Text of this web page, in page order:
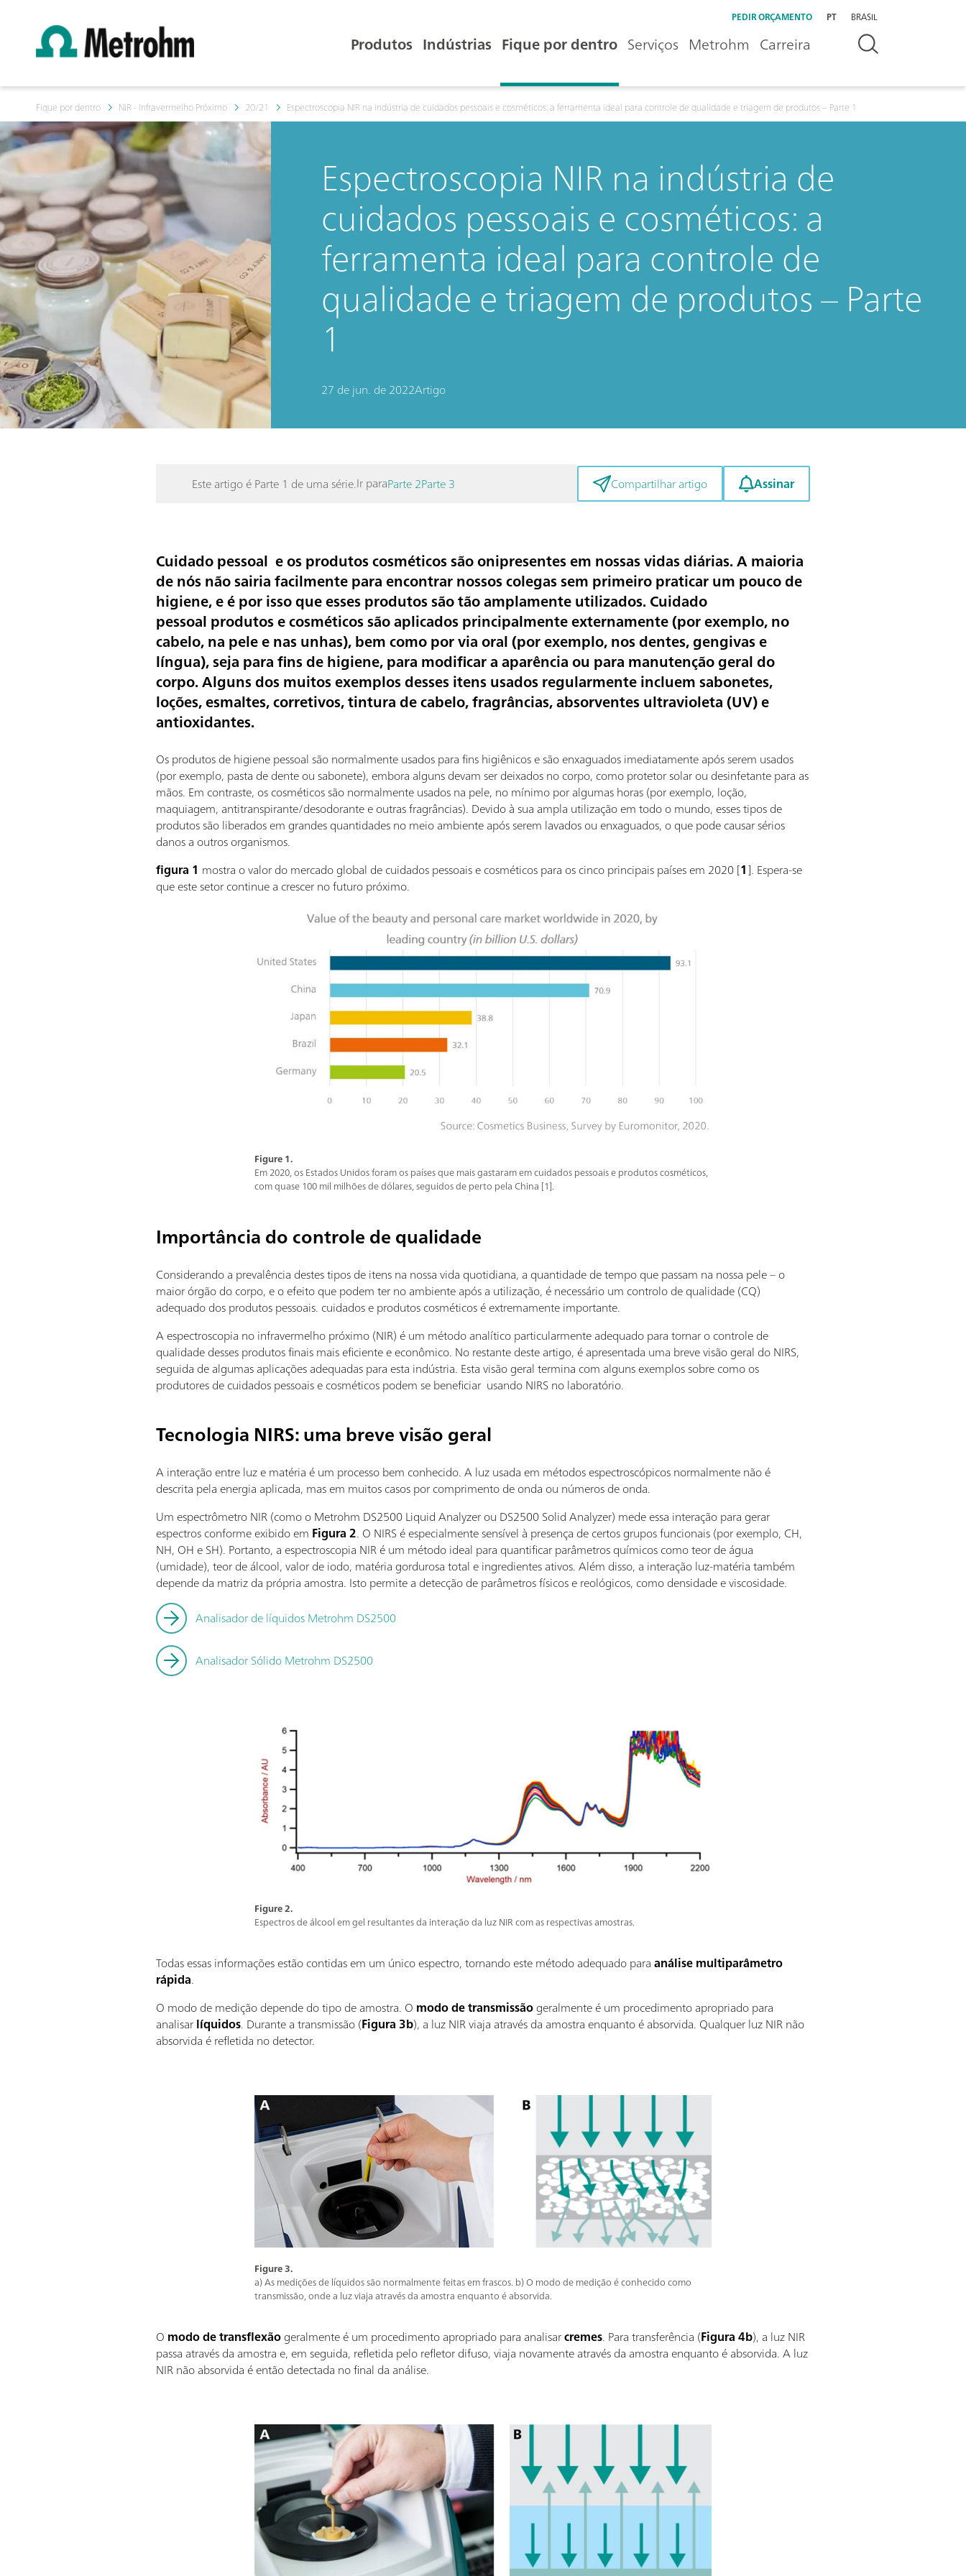
PEDIR ORÇAMENTO PT BRASIL
Produtos Indústrias Fique por dentro Serviços Metrohm Carreira
Fique por dentro NIR - Infravermelho Próximo 20/21 Espectroscopia NIR na indústria de cuidados pessoais e cosméticos: a ferramenta ideal para controle de qualidade e triagem de produtos – Parte 1
Espectroscopia NIR na indústria de
cuidados pessoais e cosméticos: a
ferramenta ideal para controle de
qualidade e triagem de produtos – Parte
1
27 de jun. de 2022Artigo
Este artigo é Parte 1 de uma série.Ir paraParte 2Parte 3 Compartilhar artigo Assinar
Cuidado pessoal e os produtos cosméticos são onipresentes em nossas vidas diárias. A maioria
de nós não sairia facilmente para encontrar nossos colegas sem primeiro praticar um pouco de
higiene, e é por isso que esses produtos são tão amplamente utilizados. Cuidado
pessoal produtos e cosméticos são aplicados principalmente externamente (por exemplo, no
cabelo, na pele e nas unhas), bem como por via oral (por exemplo, nos dentes, gengivas e
língua), seja para fins de higiene, para modificar a aparência ou para manutenção geral do
corpo. Alguns dos muitos exemplos desses itens usados regularmente incluem sabonetes,
loções, esmaltes, corretivos, tintura de cabelo, fragrâncias, absorventes ultravioleta (UV) e
antioxidantes.
Os produtos de higiene pessoal são normalmente usados para fins higiênicos e são enxaguados imediatamente após serem usados
(por exemplo, pasta de dente ou sabonete), embora alguns devam ser deixados no corpo, como protetor solar ou desinfetante para as
mãos. Em contraste, os cosméticos são normalmente usados na pele, no mínimo por algumas horas (por exemplo, loção,
maquiagem, antitranspirante/desodorante e outras fragrâncias). Devido à sua ampla utilização em todo o mundo, esses tipos de
produtos são liberados em grandes quantidades no meio ambiente após serem lavados ou enxaguados, o que pode causar sérios
danos a outros organismos.
figura 1 mostra o valor do mercado global de cuidados pessoais e cosméticos para os cinco principais países em 2020 [1]. Espera-se
que este setor continue a crescer no futuro próximo.
Figure 1.
Em 2020, os Estados Unidos foram os países que mais gastaram em cuidados pessoais e produtos cosméticos,
com quase 100 mil milhões de dólares, seguidos de perto pela China [1].
Importância do controle de qualidade
Considerando a prevalência destes tipos de itens na nossa vida quotidiana, a quantidade de tempo que passam na nossa pele – o
maior órgão do corpo, e o efeito que podem ter no ambiente após a utilização, é necessário um controlo de qualidade (CQ)
adequado dos produtos pessoais. cuidados e produtos cosméticos é extremamente importante.
A espectroscopia no infravermelho próximo (NIR) é um método analítico particularmente adequado para tornar o controle de
qualidade desses produtos finais mais eficiente e econômico. No restante deste artigo, é apresentada uma breve visão geral do NIRS,
seguida de algumas aplicações adequadas para esta indústria. Esta visão geral termina com alguns exemplos sobre como os
produtores de cuidados pessoais e cosméticos podem se beneficiar usando NIRS no laboratório.
Tecnologia NIRS: uma breve visão geral
A interação entre luz e matéria é um processo bem conhecido. A luz usada em métodos espectroscópicos normalmente não é
descrita pela energia aplicada, mas em muitos casos por comprimento de onda ou números de onda.
Um espectrômetro NIR (como o Metrohm DS2500 Liquid Analyzer ou DS2500 Solid Analyzer) mede essa interação para gerar
espectros conforme exibido em Figura 2. O NIRS é especialmente sensível à presença de certos grupos funcionais (por exemplo, CH,
NH, OH e SH). Portanto, a espectroscopia NIR é um método ideal para quantificar parâmetros químicos como teor de água
(umidade), teor de álcool, valor de iodo, matéria gordurosa total e ingredientes ativos. Além disso, a interação luz-matéria também
depende da matriz da própria amostra. Isto permite a detecção de parâmetros físicos e reológicos, como densidade e viscosidade.
Analisador de líquidos Metrohm DS2500
Analisador Sólido Metrohm DS2500
Figure 2.
Espectros de álcool em gel resultantes da interação da luz NIR com as respectivas amostras.
Todas essas informações estão contidas em um único espectro, tornando este método adequado paraanálise multiparâmetro
rápida.
O modo de medição depende do tipo de amostra. O modo de transmissãogeralmente é um procedimento apropriado para
analisarlíquidos. Durante a transmissão (Figura 3b), a luz NIR viaja através da amostra enquanto é absorvida. Qualquer luz NIR não
absorvida é refletida no detector.
Figure 3.
a) As medições de líquidos são normalmente feitas em frascos. b) O modo de medição é conhecido como
transmissão, onde a luz viaja através da amostra enquanto é absorvida.
O modo de transflexãogeralmente é um procedimento apropriado para analisarcremes. Para transferência (Figura 4b), a luz NIR
passa através da amostra e, em seguida, refletida pelo refletor difuso, viaja novamente através da amostra enquanto é absorvida. A luz
NIR não absorvida é então detectada no final da análise.